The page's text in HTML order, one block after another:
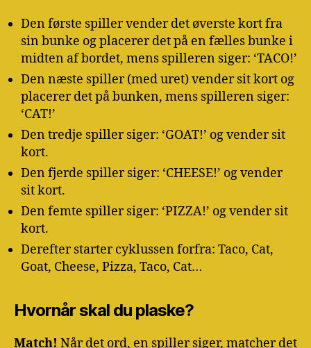
Den første spiller vender det øverste kort fra
sin bunke og placerer det på en fælles bunke i
midten af bordet, mens spilleren siger: ‘TACO!’
Den næste spiller (med uret) vender sit kort og
placerer det på bunken, mens spilleren siger:
‘CAT!’
Den tredje spiller siger: ‘GOAT!’ og vender sit
kort.
Den fjerde spiller siger: ‘CHEESE!’ og vender
sit kort.
Den femte spiller siger: ‘PIZZA!’ og vender sit
kort.
Derefter starter cyklussen forfra: Taco, Cat,
Goat, Cheese, Pizza, Taco, Cat…
Hvornår skal du plaske?
Match! Når det ord, en spiller siger, matcher det